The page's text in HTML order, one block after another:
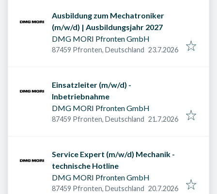
Ausbildung zum Mechatroniker
(m/w/d) | Ausbildungsjahr 2027
DMG MORI Pfronten GmbH
87459 Pfronten, Deutschland Veröffentlicht am
23.7.2026
Einsatzleiter (m/w/d) -
Inbetriebnahme
DMG MORI Pfronten GmbH
87459 Pfronten, Deutschland Veröffentlicht am
21.7.2026
Service Expert (m/w/d) Mechanik -
technische Hotline
DMG MORI Pfronten GmbH
87459 Pfronten, Deutschland Veröffentlicht am
20.7.2026